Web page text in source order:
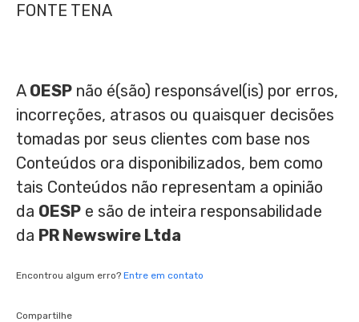
FONTE TENA
A OESP não é(são) responsável(is) por erros,
incorreções, atrasos ou quaisquer decisões
tomadas por seus clientes com base nos
Conteúdos ora disponibilizados, bem como
tais Conteúdos não representam a opinião
da OESP e são de inteira responsabilidade
da PR Newswire Ltda
Encontrou algum erro? Entre em contato
Compartilhe